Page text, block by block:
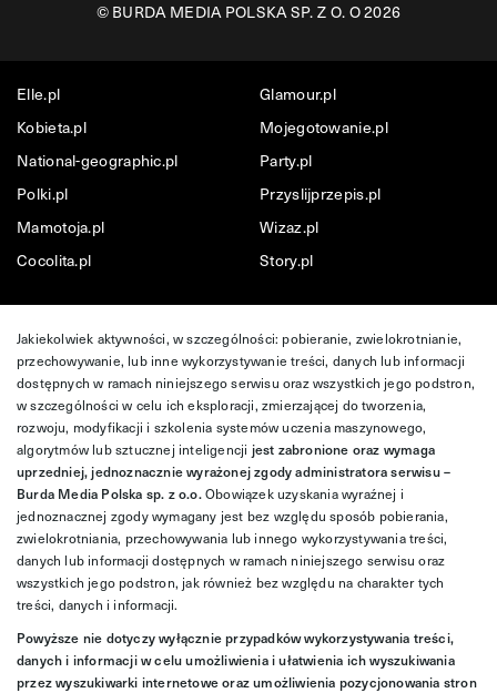
©BURDA MEDIA POLSKA SP. Z O. O 2026
Elle.pl
Glamour.pl
Kobieta.pl
Mojegotowanie.pl
National-geographic.pl
Party.pl
Polki.pl
Przyslijprzepis.pl
Mamotoja.pl
Wizaz.pl
Cocolita.pl
Story.pl
Jakiekolwiek aktywności, w szczególności: pobieranie, zwielokrotnianie,
przechowywanie, lub inne wykorzystywanie treści, danych lub informacji
dostępnych w ramach niniejszego serwisu oraz wszystkich jego podstron,
w szczególności w celu ich eksploracji, zmierzającej do tworzenia,
rozwoju, modyfikacji i szkolenia systemów uczenia maszynowego,
algorytmów lub sztucznej inteligencji jest zabronione oraz wymaga
uprzedniej, jednoznacznie wyrażonej zgody administratora serwisu –
Burda Media Polska sp. z o.o.Obowiązek uzyskania wyraźnej i
jednoznacznej zgody wymagany jest bez względu sposób pobierania,
zwielokrotniania, przechowywania lub innego wykorzystywania treści,
danych lub informacji dostępnych w ramach niniejszego serwisu oraz
wszystkich jego podstron, jak również bez względu na charakter tych
treści, danych i informacji.
Powyższe nie dotyczy wyłącznie przypadków wykorzystywania treści,
danych i informacji w celu umożliwienia i ułatwienia ich wyszukiwania
przez wyszukiwarki internetowe oraz umożliwienia pozycjonowania stron